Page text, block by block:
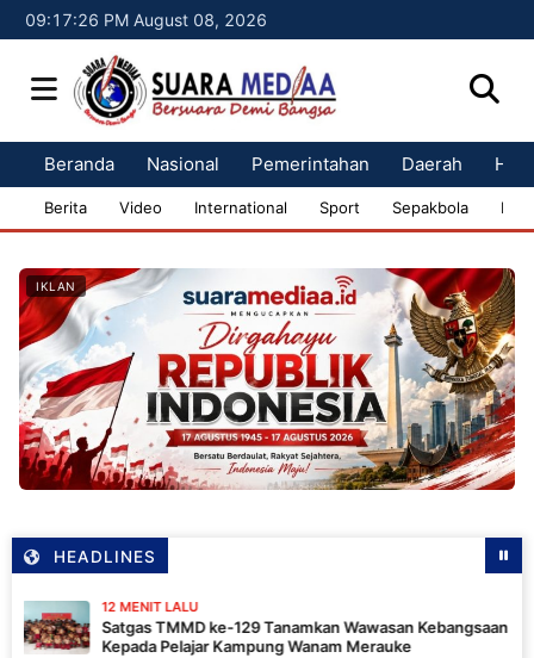
09:17:27 PM August 08, 2026
Beranda Nasional Pemerintahan Daerah
Berita Video International Sport Sepakbola
IKLAN
HEADLINES
12 MENIT LALU
Satgas TMMD ke-129 Tanamkan Wawasan Kebangsaan
Kepada Pelajar Kampung Wanam Merauke